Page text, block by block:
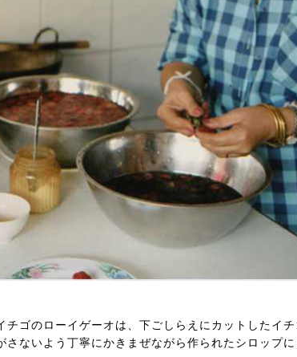
ゴのローイゲーオは、下ごしらえにカットしたイ
ないよう丁寧にかきまぜながら作られたシロップ